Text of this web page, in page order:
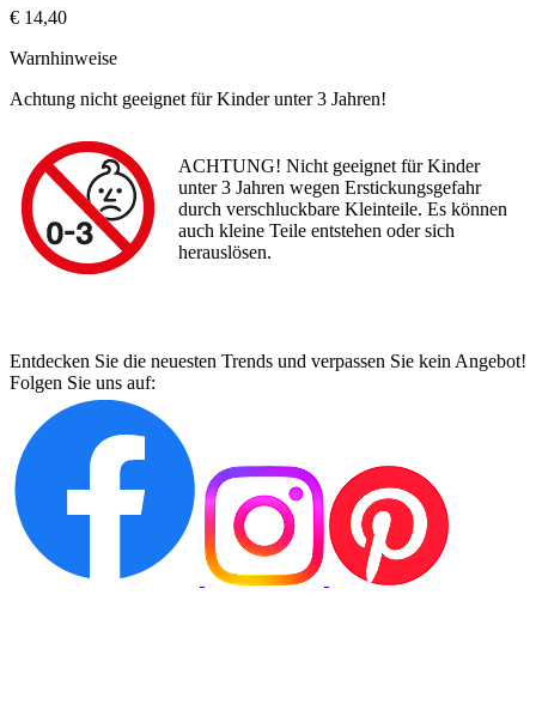
€ 14,40
Warnhinweise
Achtung nicht geeignet für Kinder unter 3 Jahren!
ACHTUNG! Nicht geeignet für Kinder
unter 3 Jahren wegen Erstickungsgefahr
durch verschluckbare Kleinteile. Es können
auch kleine Teile entstehen oder sich
herauslösen.
Entdecken Sie die neuesten Trends und verpassen Sie kein Angebot!
Folgen Sie uns auf: